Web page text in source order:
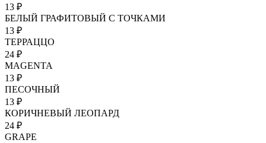
13 ₽
БЕЛЫЙ ГРАФИТОВЫЙ С ТОЧКАМИ
13 ₽
ТЕРРАЦЦО
24 ₽
MAGENTA
13 ₽
ПЕСОЧНЫЙ
13 ₽
КОРИЧНЕВЫЙ ЛЕОПАРД
24 ₽
GRAPE